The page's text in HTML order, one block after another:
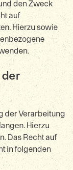
den Zweck
auf
Hierzu sowie
der Verarbeitung
Hierzu
Das Recht auf
in folgenden